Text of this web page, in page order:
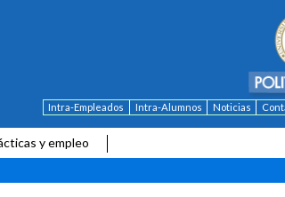
Intra-Empleados Intra-Alumnos Noticias
y empleo